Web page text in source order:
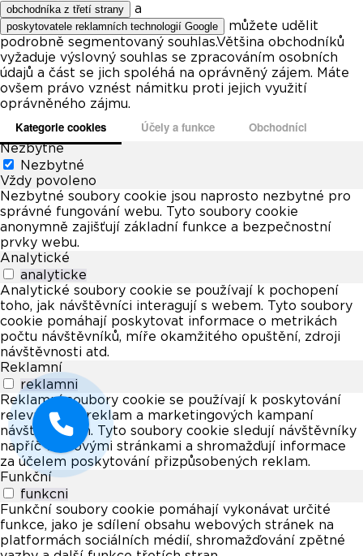
obchodníka z třetí strany a
poskytovatele reklamních technologií Google
můžete udělit
podrobně segmentovaný souhlas.Většina obchodníků
vyžaduje výslovný souhlas se zpracováním osobních
údajů a část se jich spoléhá na oprávněný zájem. Máte
ovšem právo vznést námitku proti jejich využití
oprávněného zájmu.
Kategorie cookies Účely a funkce Obchodníci
Nezbytné
Nezbytné
Vždy povoleno
Nezbytné soubory cookie jsou naprosto nezbytné pro
správné fungování webu. Tyto soubory cookie
anonymně zajišťují základní funkce a bezpečnostní
prvky webu.
Analytické
analyticke
Analytické soubory cookie se používají k pochopení
toho, jak návštěvníci interagují s webem. Tyto soubory
cookie pomáhají poskytovat informace o metrikách
počtu návštěvníků, míře okamžitého opuštění, zdroji
návštěvnosti atd.
Reklamní
reklamni
Reklamní soubory cookie se používají k poskytování
relevantních reklam a marketingových kampaní
návštěvníkům. Tyto soubory cookie sledují návštěvníky
napříč webovými stránkami a shromažďují informace
za účelem poskytování přizpůsobených reklam.
Funkční
funkcni
Funkční soubory cookie pomáhají vykonávat určité
funkce, jako je sdílení obsahu webových stránek na
platformách sociálních médií, shromažďování zpětné